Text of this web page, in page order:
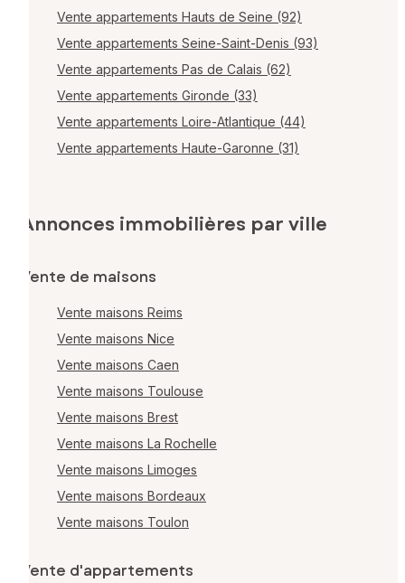
Vente appartements Hauts de Seine (92)
Vente appartements Seine-Saint-Denis (93)
Vente appartements Pas de Calais (62)
Vente appartements Gironde (33)
Vente appartements Loire-Atlantique (44)
Vente appartements Haute-Garonne (31)
Annonces immobilières par ville
Vente de maisons
Vente maisons Reims
Vente maisons Nice
Vente maisons Caen
Vente maisons Toulouse
Vente maisons Brest
Vente maisons La Rochelle
Vente maisons Limoges
Vente maisons Bordeaux
Vente maisons Toulon
Vente d'appartements